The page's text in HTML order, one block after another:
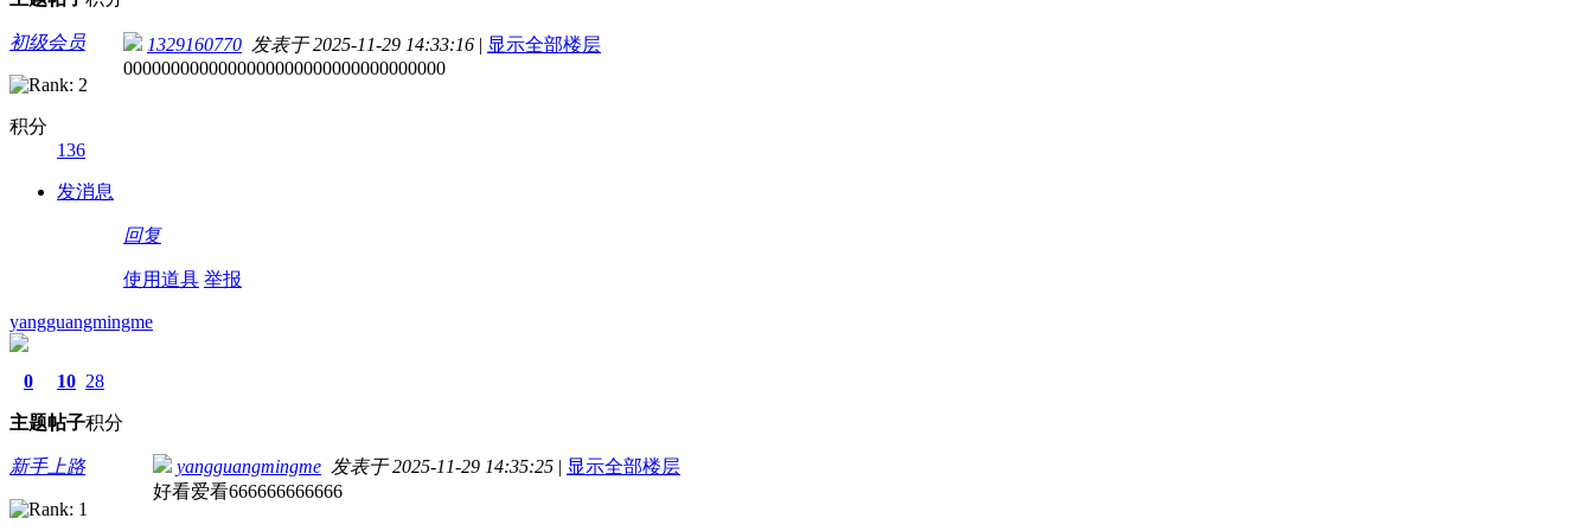
初级会员
积分
136
发消息
1329160770 发表于 2025-11-29 14:33:16 | 显示全部楼层
0000000000000000000000000000000000
回复
使用道具 举报
yangguangmingme
0
主题
10
帖子
28
积分
新手上路 yangguangmingme 发表于 2025-11-29 14:35:25 | 显示全部楼层
好看爱看666666666666